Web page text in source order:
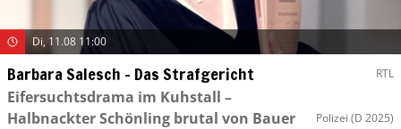
Di, 11.08 11:00
Barbara Salesch – Das Strafgericht RTL
Eifersuchtsdrama im Kuhstall –
Halbnackter Schönling brutal von Bauer
Polizei (D 2025)